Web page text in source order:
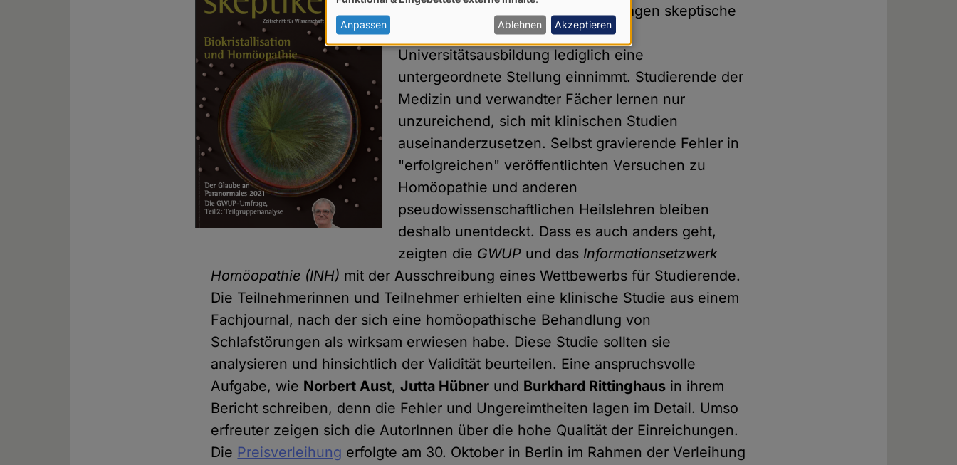
Gesellschaft auch ist, so sehr beklagen skeptische
Forschende, dass es selbst in der
Universitätsausbildung lediglich eine
untergeordnete Stellung einnimmt. Studierende der
Medizin und verwandter Fächer lernen nur
unzureichend, sich mit klinischen Studien
auseinanderzusetzen. Selbst gravierende Fehler in
"erfolgreichen" veröffentlichten Versuchen zu
Homöopathie und anderen
pseudowissenschaftlichen Heilslehren bleiben
deshalb unentdeckt. Dass es auch anders geht,
zeigten die GWUP und das Informationsetzwerk
Homöopathie (INH) mit der Ausschreibung eines Wettbewerbs für Studierende.
Die Teilnehmerinnen und Teilnehmer erhielten eine klinische Studie aus einem
Fachjournal, nach der sich eine homöopathische Behandlung von
Schlafstörungen als wirksam erwiesen habe. Diese Studie sollten sie
analysieren und hinsichtlich der Validität beurteilen. Eine anspruchsvolle
Aufgabe, wie Norbert Aust,Jutta Hübner und Burkhard Rittinghaus in ihrem
Bericht schreiben, denn die Fehler und Ungereimtheiten lagen im Detail. Umso
erfreuter zeigen sich die AutorInnen über die hohe Qualität der Einreichungen.
Die Preisverleihung erfolgte am 30. Oktober in Berlin im Rahmen der Verleihung
von
personenbezogenen
Daten
und
Cookies
Anpassen Ablehnen Akzeptieren